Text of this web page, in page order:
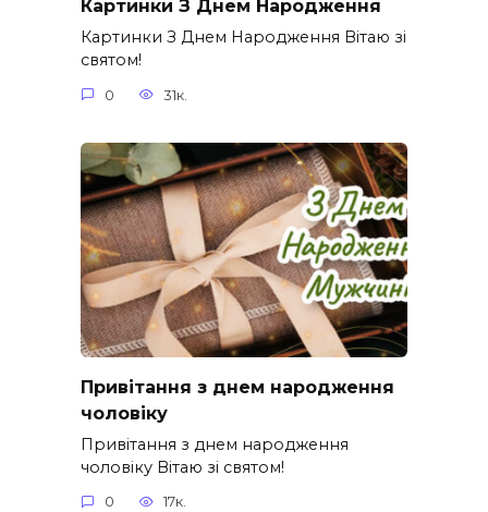
Картинки З Днем Народження
Картинки З Днем Народження Вітаю зі
святом!
0 31к.
Привітання з днем народження
чоловіку
Привітання з днем народження
чоловіку Вітаю зі святом!
0 17к.